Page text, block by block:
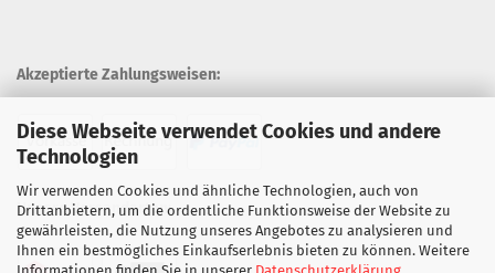
Diese Webseite verwendet Cookies und andere
Technologien
Wir verwenden Cookies und ähnliche Technologien, auch von
Drittanbietern, um die ordentliche Funktionsweise der Website zu
gewährleisten, die Nutzung unseres Angebotes zu analysieren und
Ihnen ein bestmögliches Einkaufserlebnis bieten zu können. Weitere
Informationen finden Sie in unserer Datenschutzerklärung
Akzeptierte Zahlungsweisen:
Unsere Versandarten: